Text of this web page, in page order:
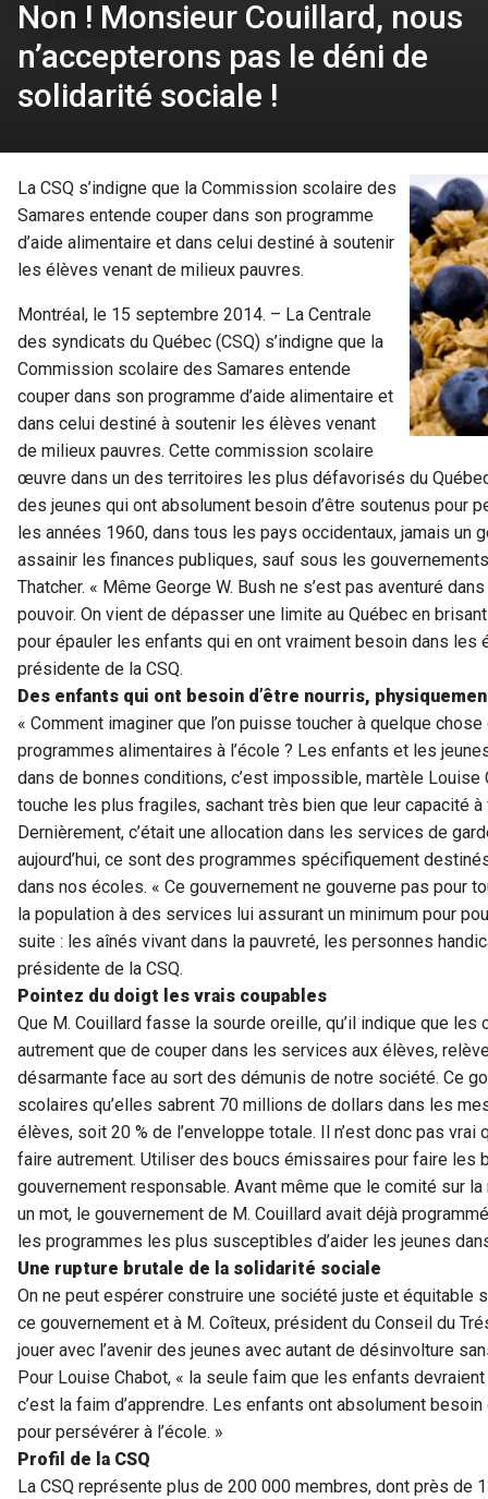
Non ! Monsieur Couillard, nous
n’accepterons pas le déni de
solidarité sociale !
La CSQ s’indigne que la Commission scolaire des
Samares entende couper dans son programme
d’aide alimentaire et dans celui destiné à soutenir
les élèves venant de milieux pauvres.
Montréal, le 15 septembre 2014. – La Centrale
des syndicats du Québec (CSQ) s’indigne que la
Commission scolaire des Samares entende
couper dans son programme d’aide alimentaire et
dans celui destiné à soutenir les élèves venant
de milieux pauvres. Cette commission scolaire
œuvre dans un des territoires les plus défavorisés du
des jeunes qui ont absolument besoin d’être soutenus pour
les années 1960, dans tous les pays occidentaux, jamais un
assainir les finances publiques, sauf sous les
Thatcher. « Même George W. Bush ne s’est pas aventuré
pouvoir. On vient de dépasser une limite au Québec en
pour épauler les enfants qui en ont vraiment besoin dans les
présidente de la CSQ.
Des enfants qui ont besoin d’être nourris,
« Comment imaginer que l’on puisse toucher à quelque
programmes alimentaires à l’école ? Les enfants et les
dans de bonnes conditions, c’est impossible, martèle Louise
touche les plus fragiles, sachant très bien que leur capacité
Dernièrement, c’était une allocation dans les services de
aujourd’hui, ce sont des programmes spécifiquement
dans nos écoles. « Ce gouvernement ne gouverne pas pour
la population à des services lui assurant un minimum pour
suite : les aînés vivant dans la pauvreté, les personnes
présidente de la CSQ.
Pointez du doigt les vrais coupables
Que M. Couillard fasse la sourde oreille, qu’il indique que
autrement que de couper dans les services aux élèves,
désarmante face au sort des démunis de notre société. Ce
scolaires qu’elles sabrent 70 millions de dollars dans les
élèves, soit 20 % de l’enveloppe totale. Il n’est donc pas
faire autrement. Utiliser des boucs émissaires pour faire les
gouvernement responsable. Avant même que le comité sur
un mot, le gouvernement de M. Couillard avait déjà
les programmes les plus susceptibles d’aider les jeunes
Une rupture brutale de la solidarité sociale
On ne peut espérer construire une société juste et équitable
ce gouvernement et à M. Coîteux, président du Conseil du
jouer avec l’avenir des jeunes avec autant de désinvolture
Pour Louise Chabot, « la seule faim que les enfants
c’est la faim d’apprendre. Les enfants ont absolument
pour persévérer à l’école. »
Profil de la CSQ
La CSQ représente plus de 200 000 membres, dont près de